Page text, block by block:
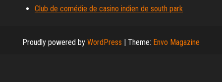
Club de comédie de casino indien de south park
Proudly powered by WordPress | Theme: Envo Magazine